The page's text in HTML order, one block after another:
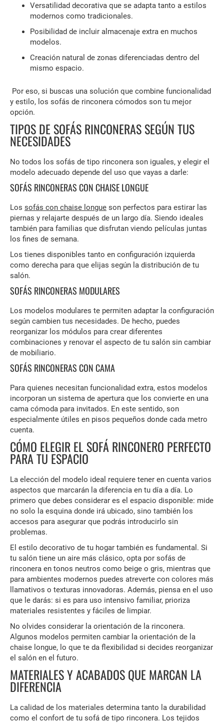
Versatilidad decorativa que se adapta tanto a estilos
modernos como tradicionales.
Posibilidad de incluir almacenaje extra en muchos
modelos.
Creación natural de zonas diferenciadas dentro del
mismo espacio.
Por eso, si buscas una solución que combine funcionalidad
y estilo, los sofás de rinconera cómodos son tu mejor
opción.
TIPOS DE SOFÁS RINCONERAS SEGÚN TUS
NECESIDADES
No todos los sofás de tipo rinconera son iguales, y elegir el
modelo adecuado depende del uso que vayas a darle:
SOFÁS RINCONERAS CON CHAISE LONGUE
Los sofás con chaise longue son perfectos para estirar las
piernas y relajarte después de un largo día. Siendo ideales
también para familias que disfrutan viendo películas juntas
los fines de semana.
Los tienes disponibles tanto en configuración izquierda
como derecha para que elijas según la distribución de tu
salón.
SOFÁS RINCONERAS MODULARES
Los modelos modulares te permiten adaptar la configuración
según cambien tus necesidades. De hecho, puedes
reorganizar los módulos para crear diferentes
combinaciones y renovar el aspecto de tu salón sin cambiar
de mobiliario.
SOFÁS RINCONERAS CON CAMA
Para quienes necesitan funcionalidad extra, estos modelos
incorporan un sistema de apertura que los convierte en una
cama cómoda para invitados. En este sentido, son
especialmente útiles en pisos pequeños donde cada metro
cuenta.
CÓMO ELEGIR EL SOFÁ RINCONERO PERFECTO
PARA TU ESPACIO
La elección del modelo ideal requiere tener en cuenta varios
aspectos que marcarán la diferencia en tu día a día. Lo
primero que debes considerar es el espacio disponible: mide
no solo la esquina donde irá ubicado, sino también los
accesos para asegurar que podrás introducirlo sin
problemas.
El estilo decorativo de tu hogar también es fundamental. Si
tu salón tiene un aire más clásico, opta por sofás de
rinconera en tonos neutros como beige o gris, mientras que
para ambientes modernos puedes atreverte con colores más
llamativos o texturas innovadoras. Además, piensa en el uso
que le darás: si es para uso intensivo familiar, prioriza
materiales resistentes y fáciles de limpiar.
No olvides considerar la orientación de la rinconera.
Algunos modelos permiten cambiar la orientación de la
chaise longue, lo que te da flexibilidad si decides reorganizar
el salón en el futuro.
MATERIALES Y ACABADOS QUE MARCAN LA
DIFERENCIA
La calidad de los materiales determina tanto la durabilidad
como el confort de tu sofá de tipo rinconera. Los tejidos